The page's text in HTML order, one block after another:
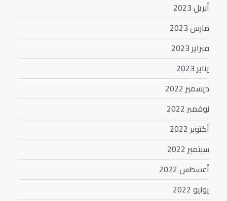
أبريل 2023
مارس 2023
فبراير 2023
يناير 2023
ديسمبر 2022
نوفمبر 2022
أكتوبر 2022
سبتمبر 2022
أغسطس 2022
يوليو 2022